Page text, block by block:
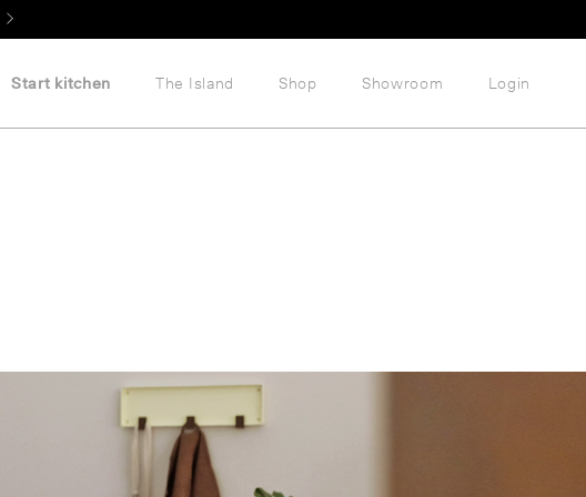
Start kitchen The Island Shop Showroom Login